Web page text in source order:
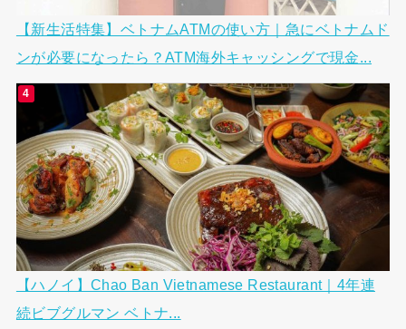
【新生活特集】ベトナムATMの使い方｜急にベトナムド
ンが必要になったら？ATM海外キャッシングで現金...
【ハノイ】Chao Ban Vietnamese Restaurant｜4年連
続ビブグルマン ベトナ...